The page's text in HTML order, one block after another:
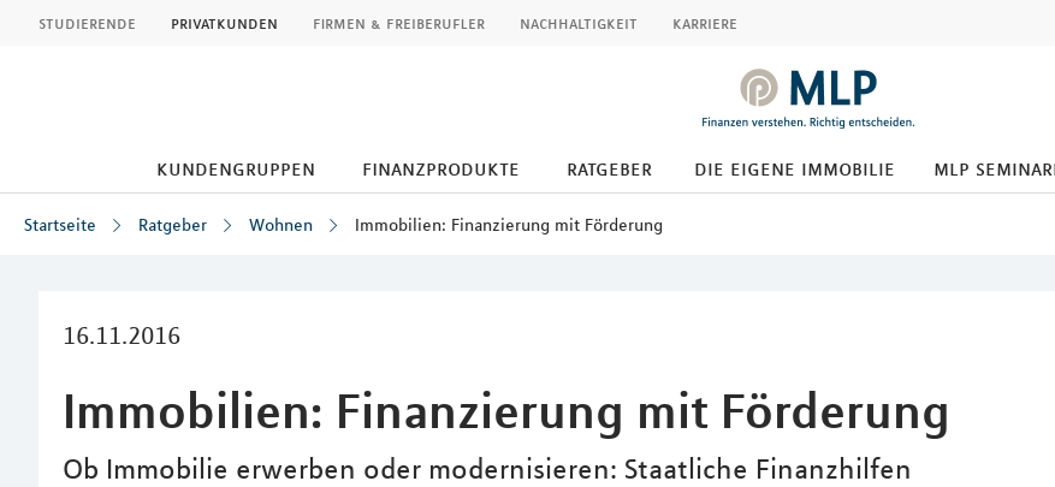
studierende privatkunden firmen & freiberufler nachhaltigkeit karriere
kundengruppen finanzprodukte ratgeber die eigene immobilie mlp
Startseite Ratgeber Wohnen Immobilien: Finanzierung mit Förderung
16.11.2016
Immobilien: Finanzierung mit Förderung
Ob Immobilie erwerben oder modernisieren: Staatliche Finanzhilfen